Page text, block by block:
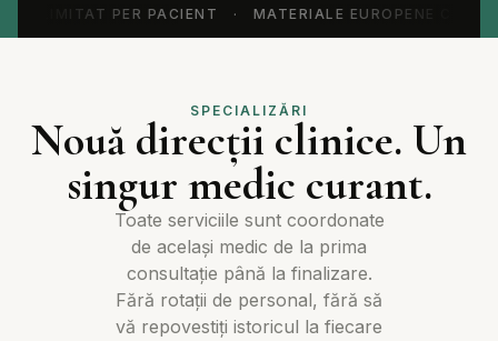
PER PACIENT · MATERIALE EUROPENE
SPECIALIZĂRI
Nouă direcții clinice. Un
singur medic curant.
Toate serviciile sunt coordonate
de același medic de la prima
consultație până la finalizare.
Fără rotații de personal, fără să
vă repovestiți istoricul la fiecare